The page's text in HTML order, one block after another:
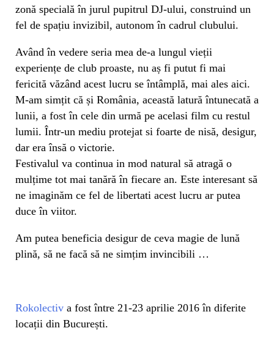
zonă specială în jurul pupitrul DJ-ului, construind un
fel de spațiu invizibil, autonom în cadrul clubului.
Având în vedere seria mea de-a lungul vieții
experiențe de club proaste, nu aș fi putut fi mai
fericită văzând acest lucru se întâmplă, mai ales aici.
M-am simțit că și România, această latură întunecată a
lunii, a fost în cele din urmă pe acelasi film cu restul
lumii. Într-un mediu protejat si foarte de nisă, desigur,
dar era însă o victorie.
Festivalul va continua in mod natural să atragă o
mulțime tot mai tanără în fiecare an. Este interesant să
ne imaginăm ce fel de libertati acest lucru ar putea
duce în viitor.
Am putea beneficia desigur de ceva magie de lună
plină, să ne facă să ne simțim invincibili …
Rokolectiv a fost între 21-23 aprilie 2016 în diferite
locații din București.